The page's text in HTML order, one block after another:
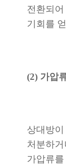
전환되
기회를
(2) 가압
상대방
처분하
가압류